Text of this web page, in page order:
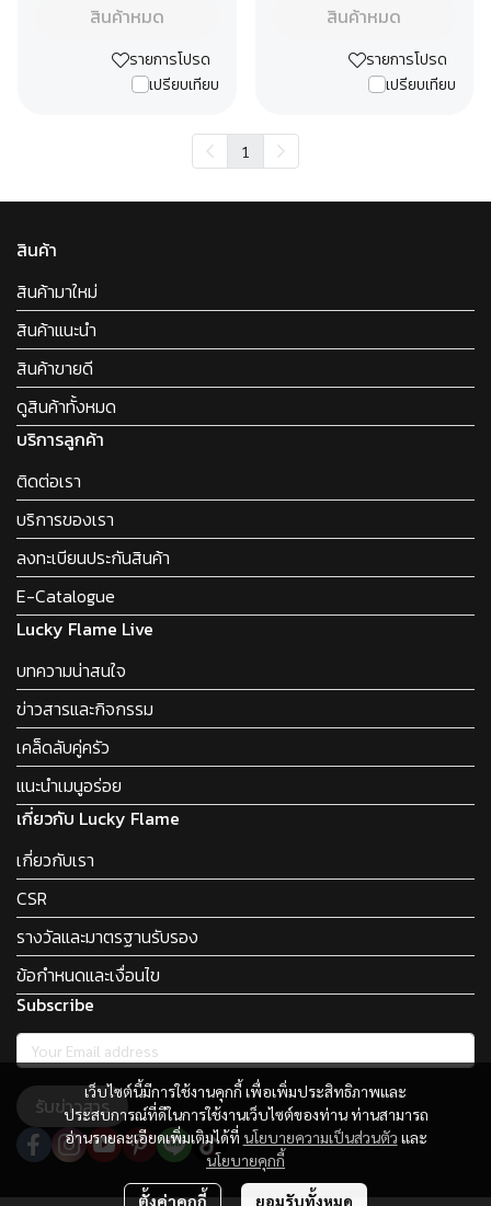
สินค้าหมด
รายการโปรด
เปรียบเทียบ
สินค้าหมด
รายการโปรด
เปรียบเทียบ
1
เว็บไซต์นี้มีการใช้งานคุกกี้ เพื่อเพิ่มประสิทธิภาพและ
ประสบการณ์ที่ดีในการใช้งานเว็บไซต์ของท่าน ท่านสามารถ
อ่านรายละเอียดเพิ่มเติมได้ที่ นโยบายความเป็นส่วนตัว และ
นโยบายคุกกี้
ตั้งค่าคุกกี้ ยอมรับทั้งหมด
สินค้า
สินค้ามาใหม่
สินค้าแนะนำ
สินค้าขายดี
ดูสินค้าทั้งหมด
บริการลูกค้า
ติดต่อเรา
บริการของเรา
ลงทะเบียนประกันสินค้า
E-Catalogue
Lucky Flame Live
บทความน่าสนใจ
ข่าวสารและกิจกรรม
เคล็ดลับคู่ครัว
แนะนำเมนูอร่อย
เกี่ยวกับ Lucky Flame
เกี่ยวกับเรา
CSR
รางวัลและมาตรฐานรับรอง
ข้อกำหนดและเงื่อนไข
Subscribe
รับข่าวสาร